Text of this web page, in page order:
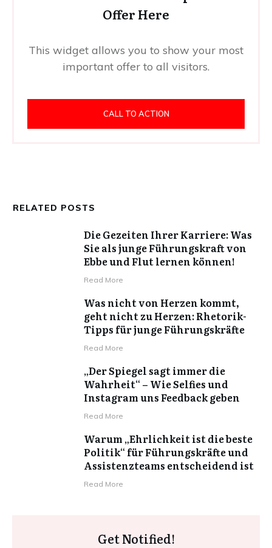
Offer Here
This widget allows you to show your most
important offer to all visitors.
CALL TO ACTION
RELATED POSTS
Die Gezeiten Ihrer Karriere: Was
Sie als junge Führungskraft von
Ebbe und Flut lernen können!
Read More
Was nicht von Herzen kommt,
geht nicht zu Herzen: Rhetorik-
Tipps für junge Führungskräfte
Read More
„Der Spiegel sagt immer die
Wahrheit“ – Wie Selfies und
Instagram uns Feedback geben
Read More
Warum „Ehrlichkeit ist die beste
Politik“ für Führungskräfte und
Assistenzteams entscheidend ist
Read More
Get Notified!